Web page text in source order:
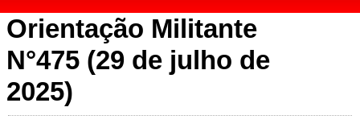
Orientação Militante
N°475 (29 de julho de
2025)